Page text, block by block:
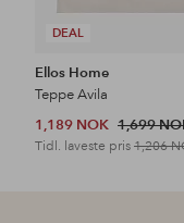
DEAL
Ellos Home
Teppe Avila
1,189 NOK 1,699
Tidl. laveste pris 1,206